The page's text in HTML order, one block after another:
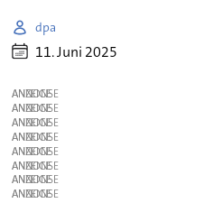
dpa
11. Juni 2025
ANZEIGE
ANZEIGE
ANZEIGE
ANZEIGE
ANZEIGE
ANZEIGE
ANZEIGE
ANZEIGE